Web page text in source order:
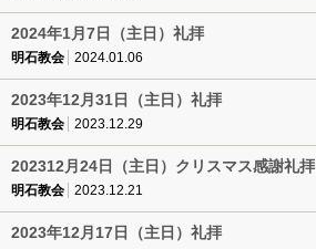
2024年1月7日（主日）礼拝
明石教会 2024.01.06
2023年12月31日（主日）礼拝
明石教会 2023.12.29
202312月24日（主日）クリスマス感謝礼拝
明石教会 2023.12.21
2023年12月17日（主日）礼拝